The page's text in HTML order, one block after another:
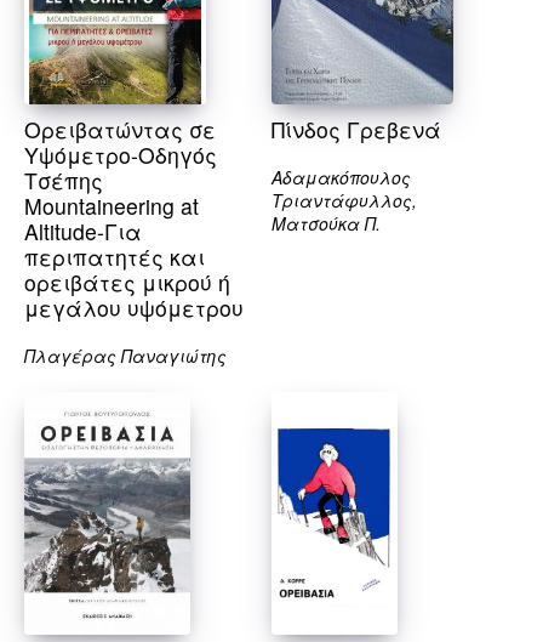
στη
σελίδα
του
προϊόντος
στη
σελίδα
του
προϊόντος
Ορειβατώντας σε
Υψόμετρο-Οδηγός
Τσέπης
Mountaineering at
Altitude-Για
περιπατητές και
ορειβάτες μικρού ή
μεγάλου υψόμετρου
Πλαγέρας Παναγιώτης
Πίνδος Γρεβενά
Αδαμακόπουλος
Τριαντάφυλλος,
Ματσούκα Π.